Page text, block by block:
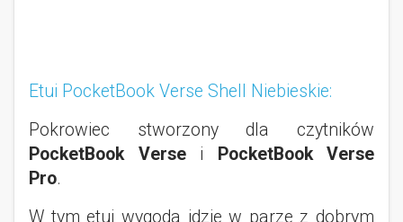
Etui PocketBook Verse Shell Niebieskie:
Pokrowiec stworzony dla czytników
PocketBook Versei
PocketBook Verse
Pro.
W tym etui wygoda idzie w parze z dobrym